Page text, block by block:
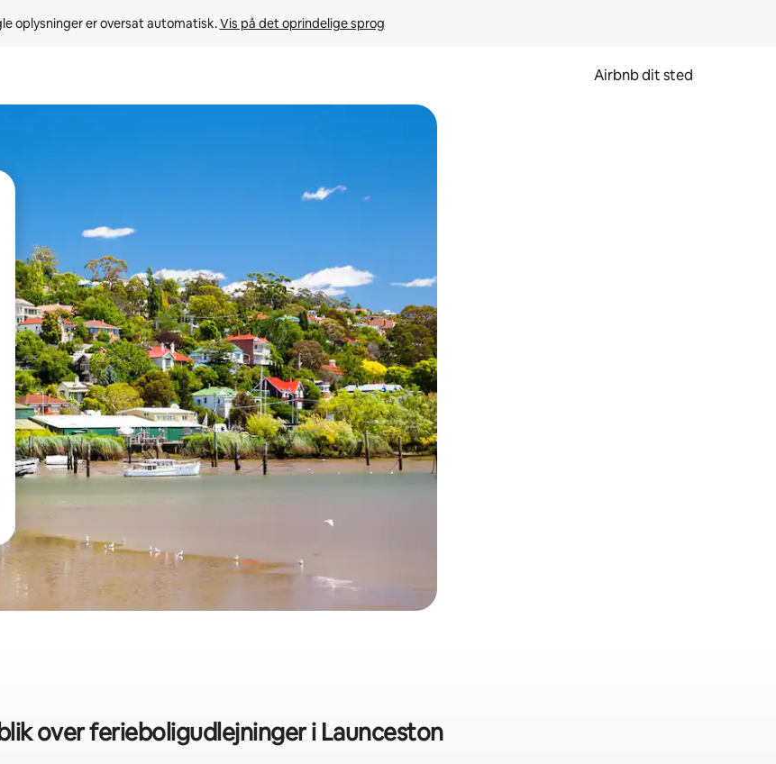
oplysninger er oversat automatisk. Vis på det oprindelige sprog
Airbnb dit sted
op og ned eller se mere ved at trykke eller stryge.
over ferieboligudlejninger i Launceston